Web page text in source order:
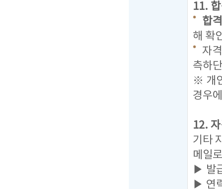
11.
합
해 확
자
측하
※ 개
경우
12.
기타
메일
▶ 발
▶ 연